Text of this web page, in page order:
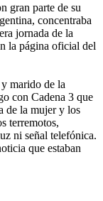
gran parte de su
concentraba
jornada de la
la página oficial del
marido de la
con Cadena 3 que
de la mujer y los
terremotos,
ni señal telefónica.
que estaban